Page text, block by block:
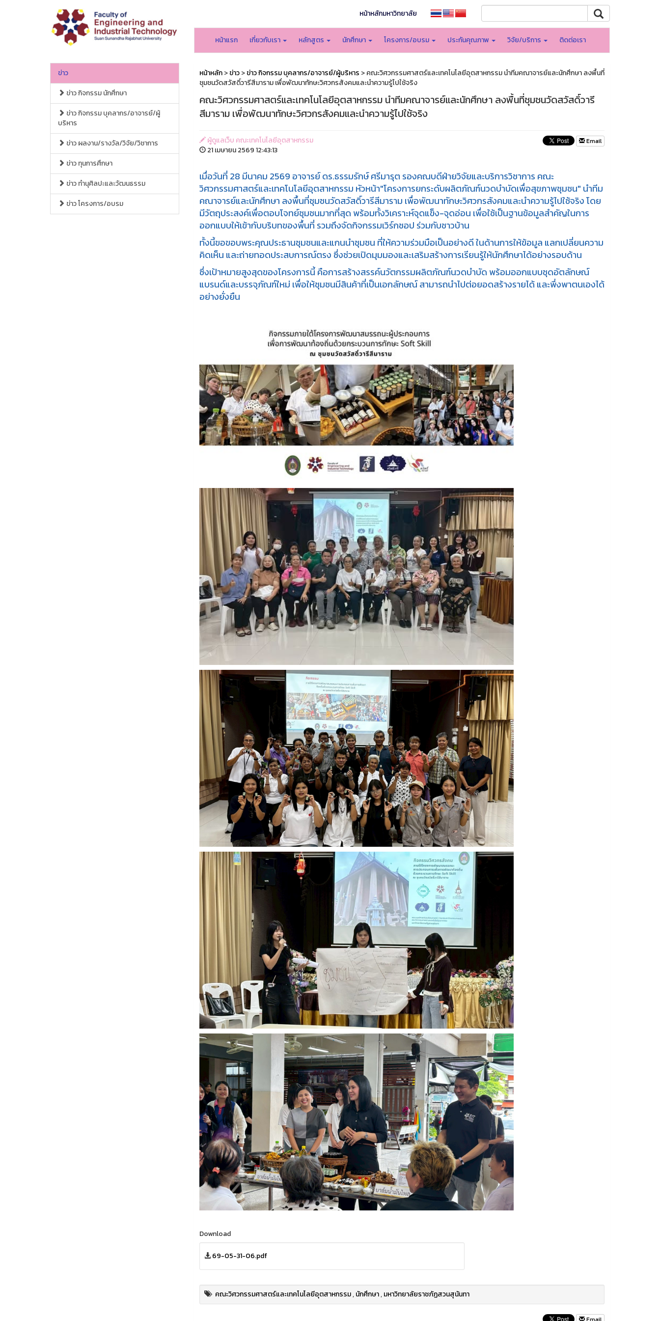
หน้าหลักมหาวิทยาลัย
หน้าแรก เกี่ยวกับเรา หลักสูตร นักศึกษา โครงการ/อบรม ประกันคุณภาพ วิจัย/บริการ ติดต่อเรา
ข่าว
ข่าว กิจกรรม นักศึกษา
ข่าว กิจกรรม บุคลากร/อาจารย์/ผู้
บริหาร
ข่าว ผลงาน/รางวัล/วิจัย/วิชาการ
ข่าว ทุนการศึกษา
ข่าว ทำนุศิลปะและวัฒนธรรม
ข่าว โครงการ/อบรม
หน้าหลัก>ข่าว>ข่าว กิจกรรม บุคลากร/อาจารย์/ผู้บริหาร > คณะวิศวกรรมศาสตร์และเทคโนโลยีอุตสาหกรรม นำทีมคณาจารย์และนักศึกษา ลงพื้นที่
ชุมชนวัดสวัสดิ์วารีสีมาราม เพื่อพัฒนาทักษะวิศวกรสังคมและนำความรู้ไปใช้จริง
คณะวิศวกรรมศาสตร์และเทคโนโลยีอุตสาหกรรม นำทีมคณาจารย์และนักศึกษา ลงพื้นที่ชุมชนวัดสวัสดิ์วารี
สีมาราม เพื่อพัฒนาทักษะวิศวกรสังคมและนำความรู้ไปใช้จริง
ผู้ดูแลเว็บ คณะเทคโนโลยีอุตสาหกรรม
21 เมษายน 2569 12:43:13
Email
เมื่อวันที่ 28 มีนาคม 2569 อาจารย์ ดร.ธรรมรักษ์ ศรีมารุต รองคณบดีฝ่ายวิจัยและบริการวิชาการ คณะ
วิศวกรรมศาสตร์และเทคโนโลยีอุตสาหกรรม หัวหน้า"โครงการยกระดับผลิตภัณฑ์นวดบำบัดเพื่อสุขภาพชุมชน" นำทีม
คณาจารย์และนักศึกษา ลงพื้นที่ชุมชนวัดสวัสดิ์วารีสีมาราม เพื่อพัฒนาทักษะวิศวกรสังคมและนำความรู้ไปใช้จริง โดย
มีวัตถุประสงค์เพื่อตอบโจทย์ชุมชนมากที่สุด พร้อมทั้งวิเคราะห์จุดแข็ง-จุดอ่อน เพื่อใช้เป็นฐานข้อมูลสำคัญในการ
ออกแบบให้เข้ากับบริบทของพื้นที่ รวมถึงจัดกิจกรรมเวิร์กชอป ร่วมกับชาวบ้าน
ทั้งนี้ขอขอบพระคุณประธานชุมชนและแกนนำชุมชน ที่ให้ความร่วมมือเป็นอย่างดี ในด้านการให้ข้อมูล แลกเปลี่ยนความ
คิดเห็น และถ่ายทอดประสบการณ์ตรง ซึ่งช่วยเปิดมุมมองและเสริมสร้างการเรียนรู้ให้นักศึกษาได้อย่างรอบด้าน
ซึ่งเป้าหมายสูงสุดของโครงการนี้ คือการสร้างสรรค์นวัตกรรมผลิตภัณฑ์นวดบำบัด พร้อมออกแบบชุดอัตลักษณ์
แบรนด์และบรรจุภัณฑ์ใหม่ เพื่อให้ชุมชนมีสินค้าที่เป็นเอกลักษณ์ สามารถนำไปต่อยอดสร้างรายได้ และพึ่งพาตนเองได้
อย่างยั่งยืน
Download
69-05-31-06.pdf
คณะวิศวกรรมศาสตร์และเทคโนโลยีอุตสาหกรรม,นักศึกษา,มหาวิทยาลัยราชภัฏสวนสุนันทา